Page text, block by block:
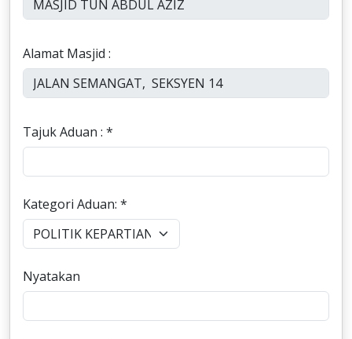
Alamat Masjid :
Tajuk Aduan : *
Kategori Aduan: *
Nyatakan